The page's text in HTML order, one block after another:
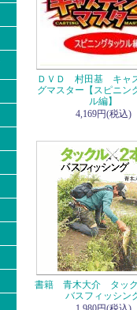
ＤＶＤ 村田基 キャ
グマスター【スピニン
ル編】
4,169円(税込)
書籍 青木大介 タック
バスフィッシン